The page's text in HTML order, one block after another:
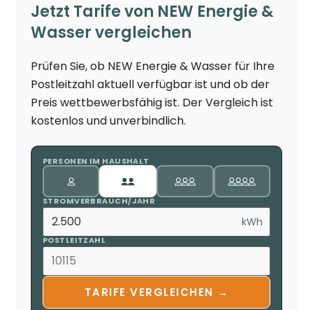
Jetzt Tarife von NEW Energie &
Wasser vergleichen
Prüfen Sie, ob NEW Energie & Wasser für Ihre
Postleitzahl aktuell verfügbar ist und ob der
Preis wettbewerbsfähig ist. Der Vergleich ist
kostenlos und unverbindlich.
PERSONEN IM HAUSHALT
STROMVERBRAUCH/JAHR
kWh
POSTLEITZAHL
TARIFE VERGLEICHEN →